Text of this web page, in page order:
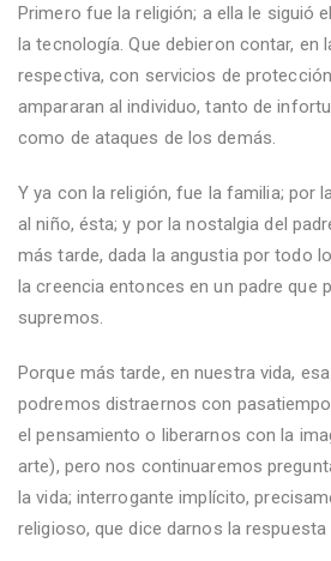
Primero fue la religión; a ella le siguió
la tecnología. Que debieron contar, en
respectiva, con servicios de
ampararan al individuo, tanto de
como de ataques de los demás.
Y ya con la religión, fue la familia; por
al niño, ésta; y por la nostalgia del
más tarde, dada la angustia por todo
la creencia entonces en un padre que
supremos.
Porque más tarde, en nuestra vida,
podremos distraernos con
el pensamiento o liberarnos con la
arte), pero nos continuaremos
la vida; interrogante implícito,
religioso, que dice darnos la respuesta